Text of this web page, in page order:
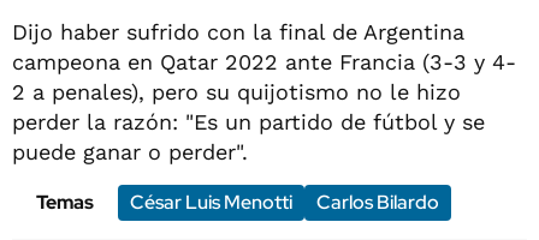
Dijo haber sufrido con la final de Argentina
campeona en Qatar 2022 ante Francia (3-3 y 4-
2 a penales), pero su quijotismo no le hizo
perder la razón: "Es un partido de fútbol y se
puede ganar o perder".
Temas
César Luis Menotti Carlos Bilardo